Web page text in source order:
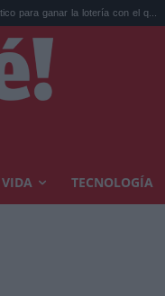
lotería con el q... Estrenos de
VIDA TECNOLOGÍA